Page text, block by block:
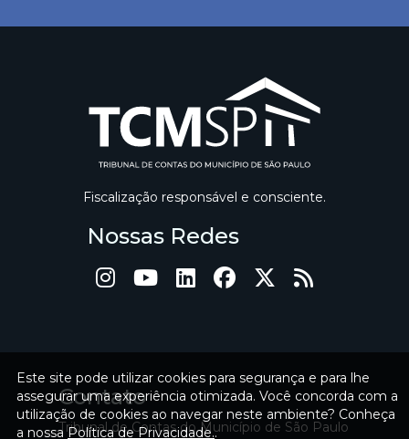
Este site pode utilizar cookies para segurança e para lhe
assegurar uma experiência otimizada. Você concorda com a
utilização de cookies ao navegar neste ambiente? Conheça
a nossaPolítica de Privacidade..
Fiscalização responsável e consciente.
Nossas Redes
Contato
Tribunal de Contas do Município de São Paulo